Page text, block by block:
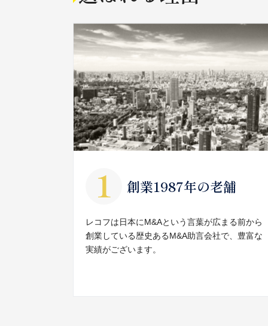
創業1987年の老舗
レコフは日本にM&Aという言葉が広まる前から
創業している歴史あるM&A助言会社で、豊富な
実績がございます。